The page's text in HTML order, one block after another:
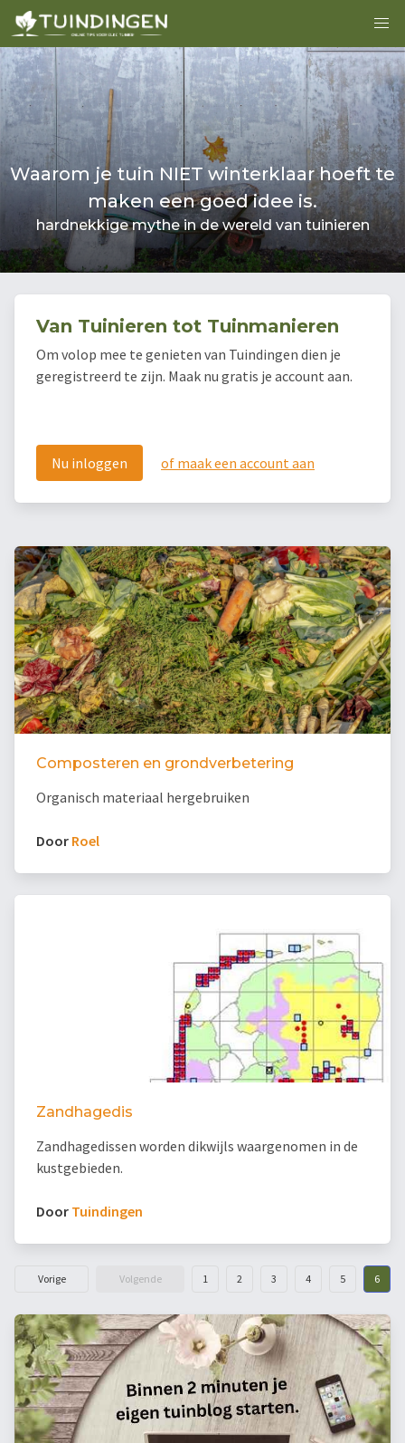
te
Lijst inheemse planten nederland
natuurlijke tuin
75 stuks uitgelicht
Van Tuinieren tot Tuinmanieren
Om volop mee te genieten van Tuindingen dien je
geregistreerd te zijn. Maak nu gratis je account aan.
Nu inloggen of maak een account aan
Composteren en grondverbetering
Organisch materiaal hergebruiken
Door Roel
Zandhagedis
Zandhagedissen worden dikwijls waargenomen in de
kustgebieden.
Door Tuindingen
Vorige Volgende 1 2 3 4 5 6